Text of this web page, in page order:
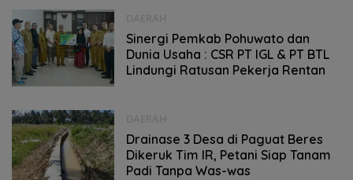
Sinergi Pemkab Pohuwato dan
Dunia Usaha : CSR PT IGL & PT BTL
Lindungi Ratusan Pekerja Rentan
Drainase 3 Desa di Paguat Beres
Dikeruk Tim IR, Petani Siap Tanam
Padi Tanpa Was-was